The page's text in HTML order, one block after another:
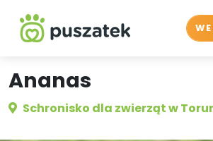
Ananas
Schronisko dla zwierząt w